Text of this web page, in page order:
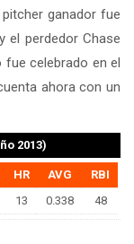
ganador fue
el perdedor Chase
fue celebrado en el
ahora con un
2013)
HR AVG
RBI
13 0.338 48